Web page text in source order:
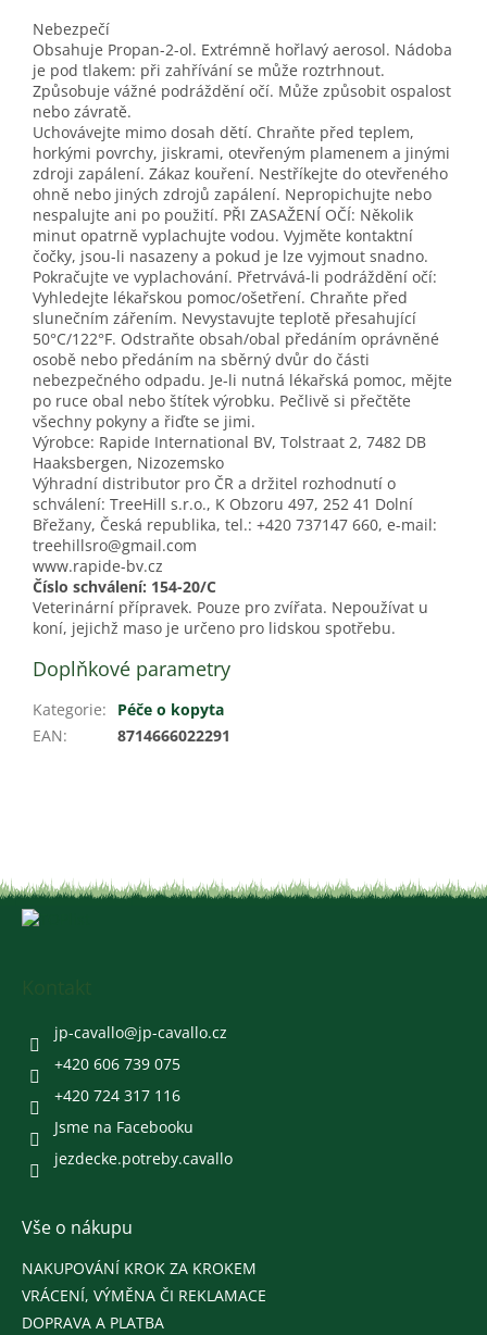
Nebezpečí
Obsahuje Propan-2-ol. Extrémně hořlavý aerosol. Nádoba
je pod tlakem: při zahřívání se může roztrhnout.
Způsobuje vážné podráždění očí. Může způsobit ospalost
nebo závratě.
Uchovávejte mimo dosah dětí. Chraňte před teplem,
horkými povrchy, jiskrami, otevřeným plamenem a jinými
zdroji zapálení. Zákaz kouření. Nestříkejte do otevřeného
ohně nebo jiných zdrojů zapálení. Nepropichujte nebo
nespalujte ani po použití. PŘI ZASAŽENÍ OČÍ: Několik
minut opatrně vyplachujte vodou. Vyjměte kontaktní
čočky, jsou-li nasazeny a pokud je lze vyjmout snadno.
Pokračujte ve vyplachování. Přetrvává-li podráždění očí:
Vyhledejte lékařskou pomoc/ošetření. Chraňte před
slunečním zářením. Nevystavujte teplotě přesahující
50°C/122°F. Odstraňte obsah/obal předáním oprávněné
osobě nebo předáním na sběrný dvůr do části
nebezpečného odpadu. Je-li nutná lékařská pomoc, mějte
po ruce obal nebo štítek výrobku. Pečlivě si přečtěte
všechny pokyny a řiďte se jimi.
Výrobce: Rapide International BV, Tolstraat 2, 7482 DB
Haaksbergen, Nizozemsko
Výhradní distributor pro ČR a držitel rozhodnutí o
schválení: TreeHill s.r.o., K Obzoru 497, 252 41 Dolní
Břežany, Česká republika, tel.: +420 737147 660, e-mail:
treehillsro@gmail.com
www.rapide-bv.cz
Číslo schválení: 154-20/C
Veterinární přípravek. Pouze pro zvířata. Nepoužívat u
koní, jejichž maso je určeno pro lidskou spotřebu.
Doplňkové parametry
Kategorie:
Péče o kopyta
EAN: 8714666022291
jp-cavallo@jp-cavallo.cz
+420 606 739 075
+420 724 317 116
Jsme na Facebooku
jezdecke.potreby.cavallo
Vše o nákupu
NAKUPOVÁNÍ KROK ZA KROKEM
VRÁCENÍ, VÝMĚNA ČI REKLAMACE
DOPRAVA A PLATBA